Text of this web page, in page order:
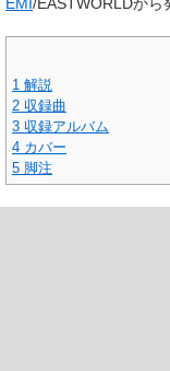
1 解説
2 収録曲
3 収録アルバム
4 カバー
5 脚注